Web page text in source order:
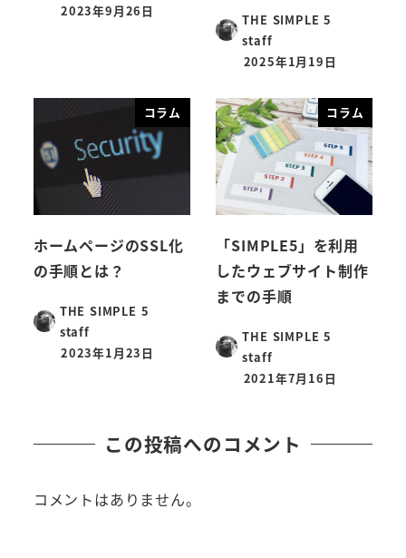
2023年9月26日
THE SIMPLE 5
staff
2025年1月19日
コラム
ホームページのSSL化
の手順とは？
THE SIMPLE 5
staff
2023年1月23日
コラム
「SIMPLE5」を利用
したウェブサイト制作
までの手順
THE SIMPLE 5
staff
2021年7月16日
この投稿へのコメント
コメントはありません。